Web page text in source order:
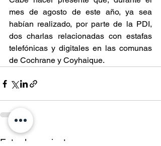
mes de agosto de este año, ya sea
habían realizado, por parte de la PDI,
dos charlas relacionadas con estafas
telefónicas y digitales en las comunas
de Cochrane y Coyhaique.
Entradas recientes